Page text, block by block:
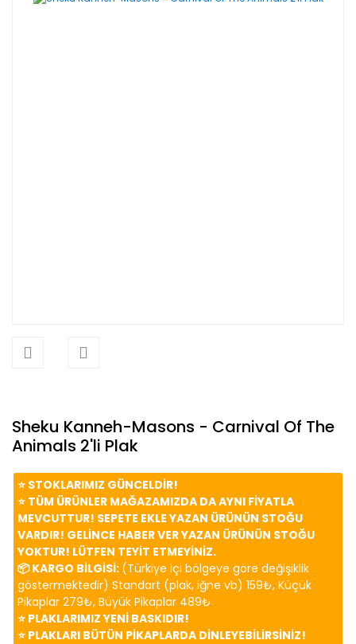
Sheku Kanneh-Masons - Carnival Of The
Animals 2'li Plak
⭐️ STOKLARIMIZ GÜNCELDİR!
⭐️ TÜM ÜRÜNLER MAĞAZAMIZDA DA AYNI FİYATLA
MEVCUTTUR! SEPETE EKLE YAZAN ÜRÜNÜN STOĞU
VARDIR! GELİNCE HABER VER YAZAN ÜRÜNÜN STOĞU
YOKTUR! LÜTFEN TEYİT ETMEYİNİZ.
📦 KARGO BİLGİSİ: (Türkiye içi bölgeye göre değişiklik
göstermektedir) Standart (plak, iğne vb) 159₺, Küçük
Pikaplar 279₺, Büyük Pikaplar 489₺
⭐️ PLAKLARIMIZ YENİ BASKIDIR!
⭐️ PLAKLARI BÜTÜN PİKAPLARDA DİNLEYEBİLİRSİNİZ!